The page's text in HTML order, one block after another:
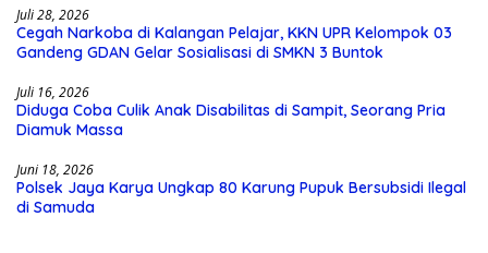
Juli 28, 2026
Cegah Narkoba di Kalangan Pelajar, KKN UPR Kelompok 03
Gandeng GDAN Gelar Sosialisasi di SMKN 3 Buntok
Juli 16, 2026
Diduga Coba Culik Anak Disabilitas di Sampit, Seorang Pria
Diamuk Massa
Juni 18, 2026
Polsek Jaya Karya Ungkap 80 Karung Pupuk Bersubsidi Ilegal
di Samuda